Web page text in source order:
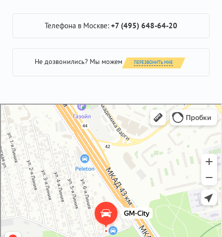
Телефона в Москве: +7 (495) 648-64-20
Не дозвонились? Мы можем ПЕРЕЗВОНИТЬ МНЕ
GM-City&VAG-Repair
Автосервис, автотехцентр в Москве
Магазин автозапчастей и автотоваров в Москве